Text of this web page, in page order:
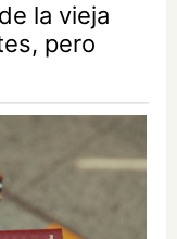
la vieja
pero